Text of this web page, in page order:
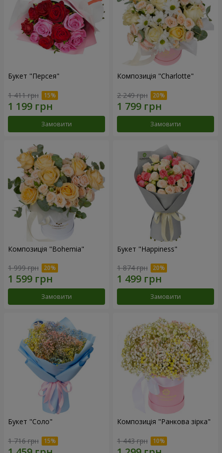
Букет "Персея"
1 411 грн
Замовити
Композиція "Charlotte"
2 249 грн
Замовити
Композиція "Bohemia"
1 999 грн
Замовити
Букет "Happiness"
1 874 грн
Замовити
Букет "Соло"
1 716 грн
Композиція "Ранкова зірка"
1 443 грн